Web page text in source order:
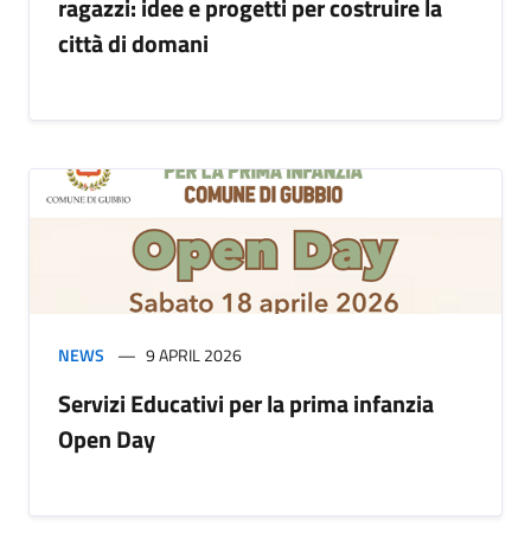
città di domani
NEWS 9 APRIL 2026
Servizi Educativi per la prima infanzia
Open Day